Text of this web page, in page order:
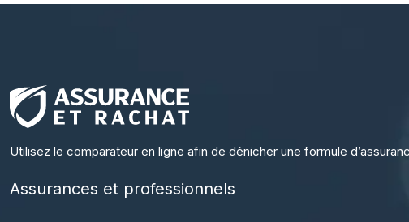
Utilisez le comparateur en ligne afin de dénicher une formule
Assurances et professionnels